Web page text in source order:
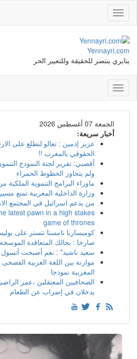
Toggle
navigation
Yennayri.com
ينايري ينتصر للحقيقة وللتعبير الحر
Toggle
navigation
الجمعة 07 أغسطس 2026
أخبار سريعة:
عزيز إدمين : تعالو لنطلع على
الحقوقي بالمغرب !!
أقصبي: تقرير لجنة النمودج
ولم يتجاوز الخطوط الحمراء
ماوراء البرامج التنموية
وزارة الداخلية المغربية تمنع
من يدعم اسرائيل في المجتمع
latest pawn in a high stakes
game of thrones
كوميساريا تامسنا تتستر على
صارخا : بحالك المتعاقدة
سعيد ناشيد* : نعم أصبحت أتسول
موازنة بين اللغة العربية الفصحى
المغربية نموذجا
الصحافيين المعتقلين ،عمر
يدخلان في إضراب عن الطعام